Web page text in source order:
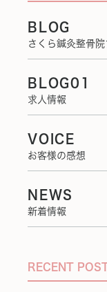
BLOG
さくら鍼灸整骨院
BLOG01
求人情報
VOICE
お客様の感想
NEWS
新着情報
RECENT